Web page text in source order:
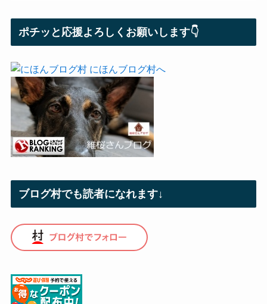
ポチッと応援よろしくお願いします👇
ブログ村でも読者になれます↓